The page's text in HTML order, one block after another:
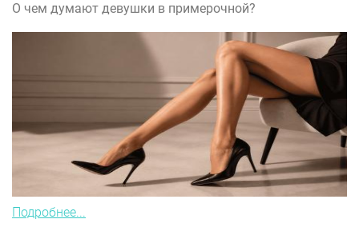
О чем думают девушки в примерочной?
Подробнее...